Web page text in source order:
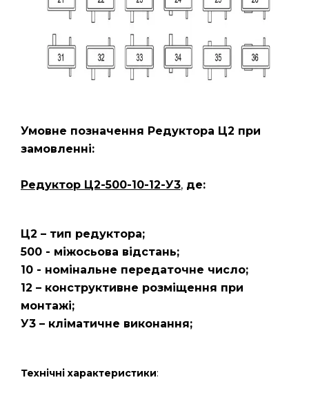
Умовне позначення Редуктора Ц2 при
замовленні:
Редуктор Ц2-500-10-12-У3, де:
Ц2 – тип редуктора;
500 - міжосьова відстань;
10 - номінальне передаточне число;
12 – конструктивне розміщення при
монтажі;
У3 – кліматичне виконання;
Технічні характеристики: